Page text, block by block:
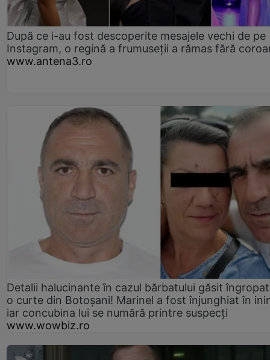
După ce i-au fost descoperite mesajele vechi de pe
Instagram, o regină a frumuseții a rămas fără
www.antena3.ro
Detalii halucinante în cazul bărbatului găsit
o curte din Botoșani! Marinel a fost înjunghiat în
iar concubina lui se numără printre suspecți
www.wowbiz.ro